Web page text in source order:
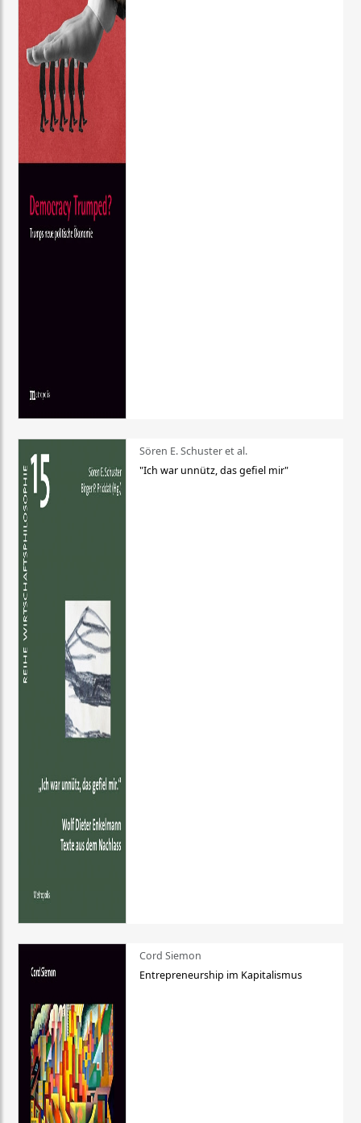
Sören E. Schuster et al.
"Ich war unnütz, das gefiel mir"
Cord Siemon
Entrepreneurship im Kapitalismus